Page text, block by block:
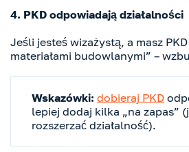
4. PKD odpowiadają działalności
Jeśli jesteś wizażystą, a masz
materiałami budowlanymi” –
Wskazówki: dobieraj PKD
lepiej dodaj kilka „na zapas”
rozszerzać działalność).